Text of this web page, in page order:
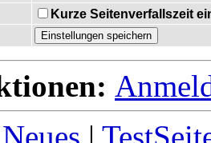
Kurze Seitenverfallszeit